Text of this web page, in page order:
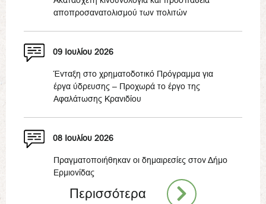
αποπροσανατολισμού των πολιτών
09 Ιουλίου 2026
Ένταξη στο χρηματοδοτικό Πρόγραμμα για
έργα ύδρευσης – Προχωρά το έργο της
Αφαλάτωσης Κρανιδίου
08 Ιουλίου 2026
Πραγματοποιήθηκαν οι δημαιρεσίες στον Δήμο
Ερμιονίδας
Περισσότερα